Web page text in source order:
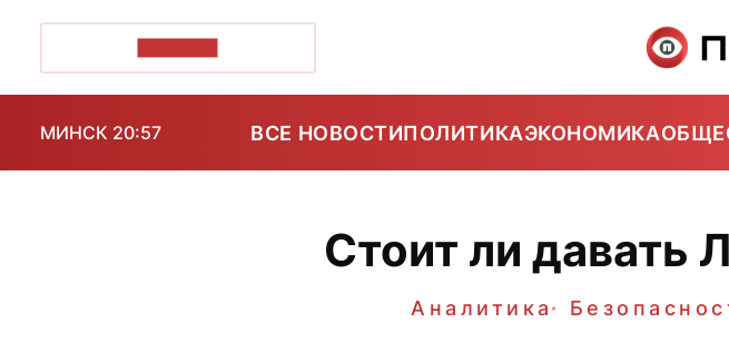
МИНСК 20:57 ВСЕ НОВОСТИПОЛИТИКАЭКОНОМИКА
Стоит ли давать
Аналитика